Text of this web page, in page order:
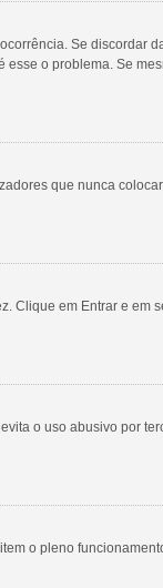
Se discordar
o problema. Se
que nunca
Clique em Entrar e em
o uso abusivo por
o pleno